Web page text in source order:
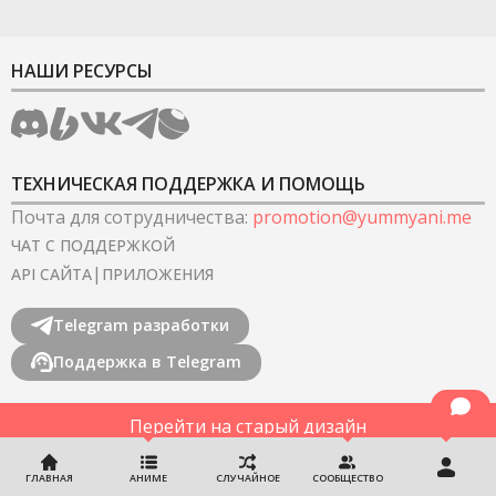
ГЛАВНАЯ АНИМЕ СЛУЧАЙНОЕ СООБЩЕСТВО
НАШИ РЕСУРСЫ
ТЕХНИЧЕСКАЯ ПОДДЕРЖКА И ПОМОЩЬ
Почта для сотрудничества: promotion@yummyani.me
ЧАТ С ПОДДЕРЖКОЙ
API САЙТА| ПРИЛОЖЕНИЯ
Telegram разработки
Поддержка в Telegram
Перейти на старый дизайн
©2022-2026YummyAnime.Все права защищены